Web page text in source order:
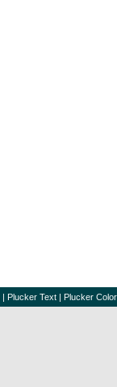
| Plucker Text | Plucker Color